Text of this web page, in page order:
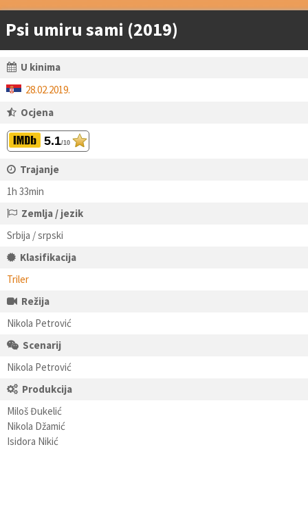
Psi umiru sami (2019)
U kinima
28.02.2019.
Ocjena
5.1/10
Trajanje
1h 33min
Zemlja / jezik
Srbija / srpski
Klasifikacija
Triler
Režija
Nikola Petrović
Scenarij
Nikola Petrović
Produkcija
Miloš Đukelić
Nikola Džamić
Isidora Nikić